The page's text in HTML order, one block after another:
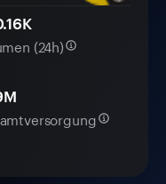
(24h)